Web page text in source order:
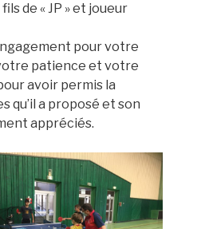
de « JP » et joueur
pour votre
patience et votre
avoir permis la
qu’il a proposé et son
appréciés.